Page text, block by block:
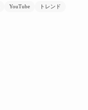
YouTube
トレンド